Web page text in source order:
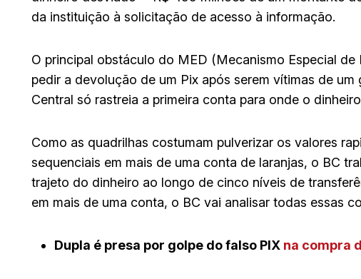
da instituição à solicitação de acesso à informação.
O principal obstáculo do MED (Mecanismo Especial
pedir a devolução de um Pix após serem vítimas de
Central só rastreia a primeira conta para onde o
Como as quadrilhas costumam pulverizar os valores
sequenciais em mais de uma conta de laranjas, o BC
trajeto do dinheiro ao longo de cinco níveis de
em mais de uma conta, o BC vai analisar todas essas
Dupla é presa por golpe do falso PIX na compra